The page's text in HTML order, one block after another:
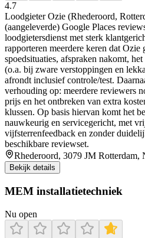
4.7
Loodgieter Ozie (Rhederoord,
(aangeleverde) Google Places
loodgietersdienst met sterk
rapporteren meerdere keren dat Ozie
spoedsituaties, afspraken nakomt,
(o.a. bij zware verstoppingen en
afrondt inclusief controle/test.
verhouding op: meerdere reviewers
prijs en het ontbreken van extra
klussen. Op basis hiervan komt het
nauwkeurig en servicegericht, met
vijfsterrenfeedback en zonder
beschikbare reviewset.
Rhederoord, 3079 JM Rotterdam,
Bekijk details
MEM installatietechniek
Nu open